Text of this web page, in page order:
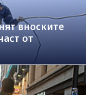
вноските
от